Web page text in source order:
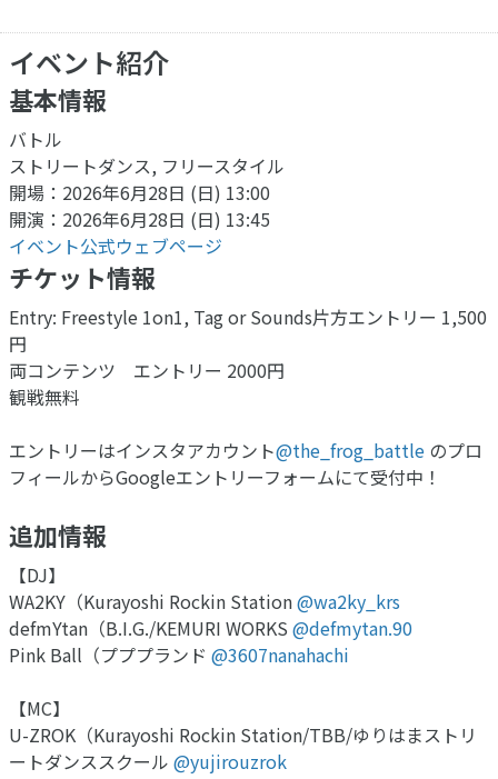
イベント紹介
基本情報
バトル
ストリートダンス, フリースタイル
開場：2026年6月28日 (日) 13:00
開演：2026年6月28日 (日) 13:45
イベント公式ウェブページ
チケット情報
Entry: Freestyle 1on1, Tag or Sounds片方エントリー 1,500
円
両コンテンツ エントリー 2000円
観戦無料
エントリーはインスタアカウント@the_frog_battle のプロ
フィールからGoogleエントリーフォームにて受付中！
追加情報
【DJ】
WA2KY（Kurayoshi Rockin Station@wa2ky_krs
defmYtan（B.I.G./KEMURI WORKS @defmytan.90
Pink Ball（プププランド @3607nanahachi
【MC】
U-ZROK（Kurayoshi Rockin Station/TBB/ゆりはまストリ
ートダンススクール @yujirouzrok